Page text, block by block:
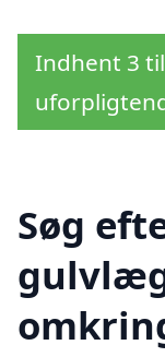
Indhent 3
Søg